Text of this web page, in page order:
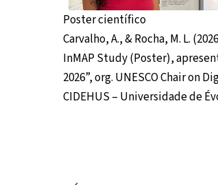
Poster científico
Carvalho, A., & Rocha, M. L.
InMAP Study (Poster),
2026”, org. UNESCO Chair
CIDEHUS – Universidade de